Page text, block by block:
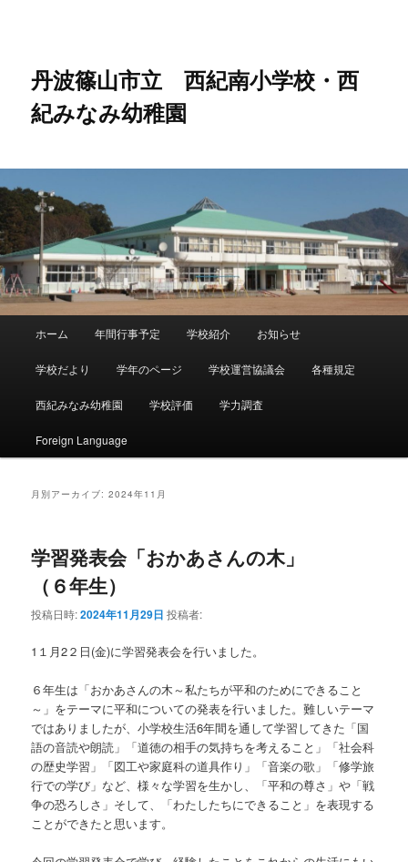
移
動
丹波篠山市立 西紀南小学校・西
紀みなみ幼稚園
メ
イ
ン
ン
ン
ツ
へ
移
動
サ
ブ
コ
テ
ツ
へ
移
動
ホーム 年間行事予定 学校紹介 お知らせ
学校だより 学年のページ 学校運営協議会 各種規定
西紀みなみ幼稚園 学校評価 学力調査
Foreign Language
月別アーカイブ:2024年11月
学習発表会「おかあさんの木」
（６年生）
投稿日時:2024年11月29日 投稿者:
1１月2２日(金)に学習発表会を行いました。
６年生は「おかあさんの木～私たちが平和のためにできること
～」をテーマに平和についての発表を行いました。難しいテーマ
ではありましたが、小学校生活6年間を通して学習してきた「国
語の音読や朗読」「道徳の相手の気持ちを考えること」「社会科
の歴史学習」「図工や家庭科の道具作り」「音楽の歌」「修学旅
行での学び」など、様々な学習を生かし、「平和の尊さ」や「戦
争の恐ろしさ」そして、「わたしたちにできること」を表現する
ことができたと思います。